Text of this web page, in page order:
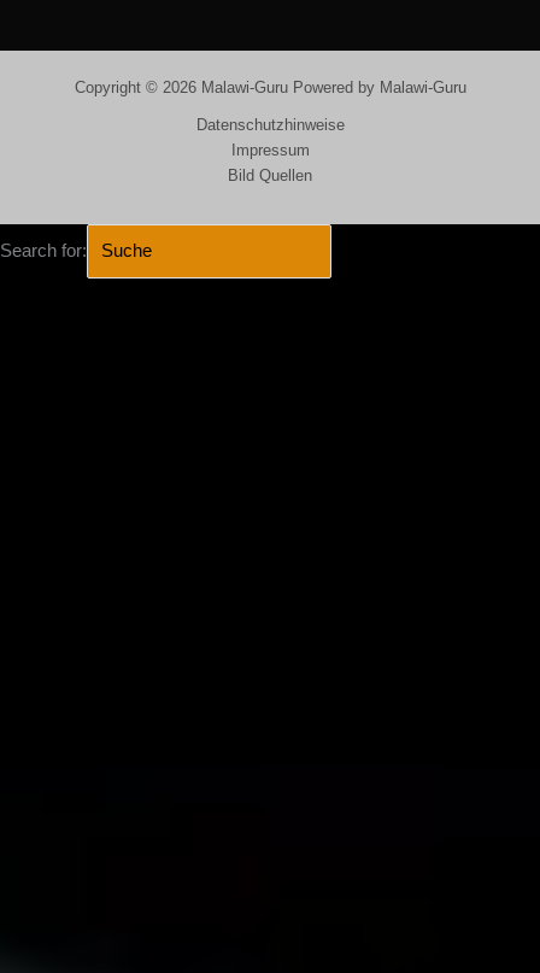
Copyright © 2026 Malawi-Guru Powered by Malawi-Guru
Datenschutzhinweise
Impressum
Bild Quellen
Search for: